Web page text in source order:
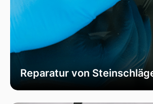
Reparatur von